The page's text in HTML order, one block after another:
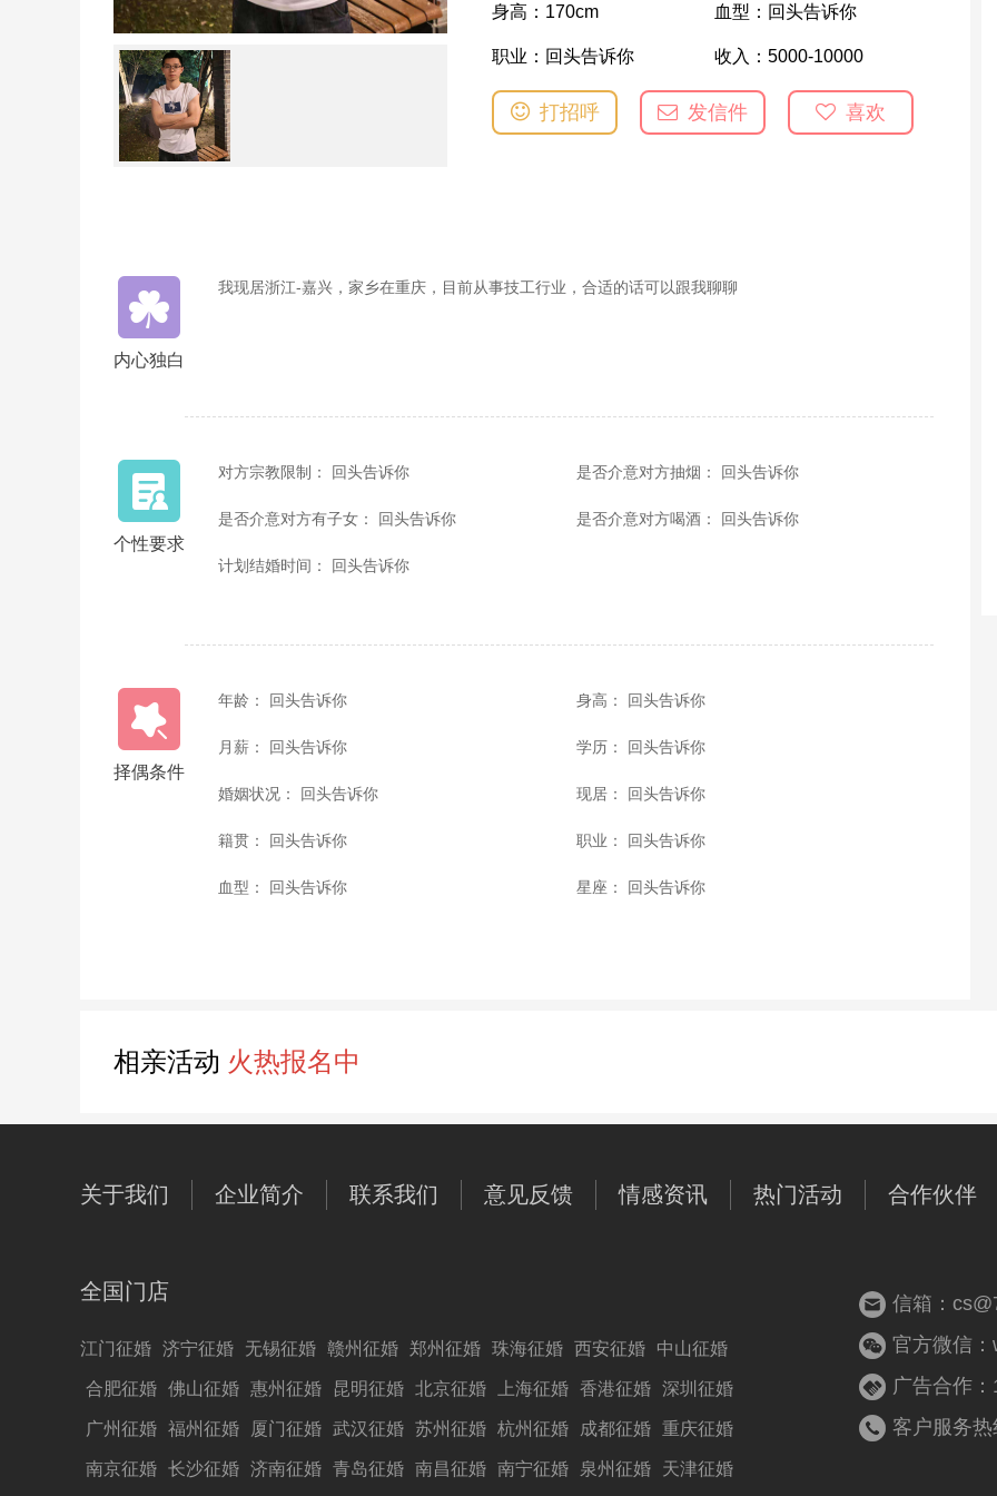
身高： 170cm 血型： 回头告诉你
职业： 回头告诉你 收入： 5000-10000
打招呼 发信件 喜欢
内心独白
我现居浙江-嘉兴，家乡在重庆，目前从事技工行业，合适的话可以跟我聊聊
个性要求
对方宗教限制： 回头告诉你 是否介意对方抽烟： 回头告诉你
是否介意对方有子女： 回头告诉你 是否介意对方喝酒： 回头告诉你
计划结婚时间： 回头告诉你
择偶条件
年龄： 回头告诉你 身高： 回头告诉你
月薪： 回头告诉你 学历： 回头告诉你
婚姻状况： 回头告诉你 现居： 回头告诉你
籍贯： 回头告诉你 职业： 回头告诉你
血型： 回头告诉你 星座： 回头告诉你
相亲活动 火热报名中
关于我们 企业简介 联系我们 意见反馈 情感资讯 热门活动 合作伙伴
全国门店
江门征婚 济宁征婚 无锡征婚 赣州征婚 郑州征婚 珠海征婚 西安征婚 中山征婚
合肥征婚 佛山征婚 惠州征婚 昆明征婚 北京征婚 上海征婚 香港征婚 深圳征婚
广州征婚 福州征婚 厦门征婚 武汉征婚 苏州征婚 杭州征婚 成都征婚 重庆征婚
南京征婚 长沙征婚 济南征婚 青岛征婚 南昌征婚 南宁征婚 泉州征婚 天津征婚
信箱：
官方微信
广告合作
客户服务